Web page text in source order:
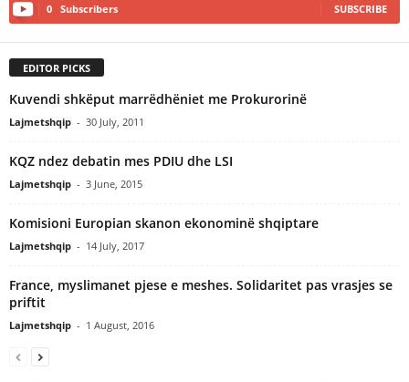
0 Subscribers SUBSCRIBE
EDITOR PICKS
Kuvendi shkëput marrëdhëniet me Prokurorinë
Lajmetshqip - 30 July, 2011
KQZ ndez debatin mes PDIU dhe LSI
Lajmetshqip - 3 June, 2015
Komisioni Europian skanon ekonominë shqiptare
Lajmetshqip - 14 July, 2017
France, myslimanet pjese e meshes. Solidaritet pas vrasjes se
priftit
Lajmetshqip - 1 August, 2016